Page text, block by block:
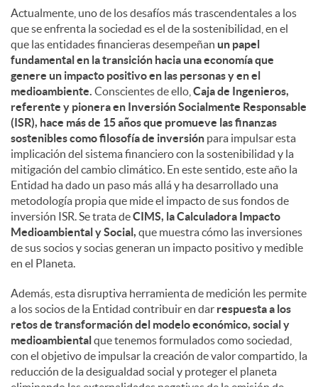
Actualmente, uno de los desafíos más trascendentales a los
que se enfrenta la sociedad es el de la sostenibilidad, en el
que las entidades financieras desempeñan un papel
fundamental en la transición hacia una economía que
genere un impacto positivo en las personas y en el
medioambiente. Conscientes de ello, Caja de Ingenieros,
referente y pionera en Inversión Socialmente Responsable
(ISR), hace más de 15 años que promueve las finanzas
sostenibles como filosofía de inversión para impulsar esta
implicación del sistema financiero con la sostenibilidad y la
mitigación del cambio climático. En este sentido, este año la
Entidad ha dado un paso más allá y ha desarrollado una
metodología propia que mide el impacto de sus fondos de
inversión ISR. Se trata deCIMS, la Calculadora Impacto
Medioambiental y Social, que muestra cómo las inversiones
de sus socios y socias generan un impacto positivo y medible
en el Planeta.
Además, esta disruptiva herramienta de medición les permite
a los socios de la Entidad contribuir en dar respuesta a los
retos de transformación del modelo económico, social y
medioambiental que tenemos formulados como sociedad,
con el objetivo de impulsar la creación de valor compartido, la
reducción de la desigualdad social y proteger el planeta